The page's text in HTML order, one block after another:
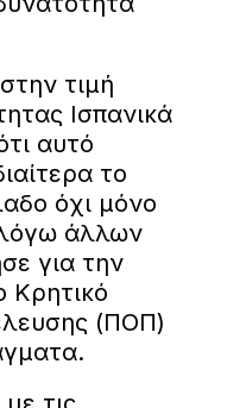
τιμή
Ισπανικά
αυτό
το
όχι μόνο
άλλων
για την
Κρητικό
(ΠΟΠ)